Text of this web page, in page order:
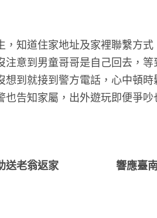
，知道住家地址及家裡聯繫方
注意到男童哥哥是自己回去，
想到就接到警方電話，心中頓
也告知家屬，出外遊玩即便爭
老翁返家
響應臺